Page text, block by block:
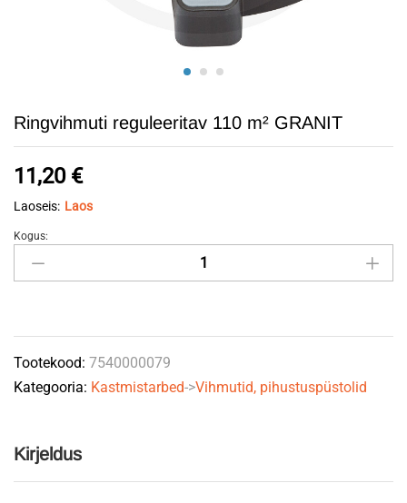
Ringvihmuti reguleeritav 110 m² GRANIT
11,20 €
Laoseis: Laos
Ringvihmuti
reguleeritav
GRANIT
quantity
Kogus:
Tootekood: 7540000079
Kategooria: Kastmistarbed->Vihmutid, pihustuspüstolid
Kirjeldus